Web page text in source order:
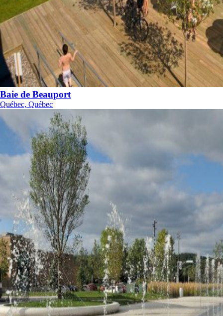
Baie de Beauport
Québec, Québec